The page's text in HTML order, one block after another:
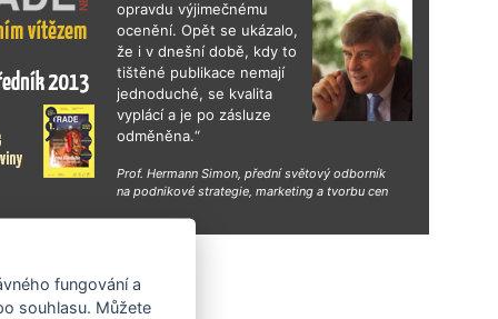
opravdu výjimečnému
ocenění. Opět se ukázalo,
že i v dnešní době, kdy to
tištěné publikace nemají
jednoduché, se kvalita
vyplácí a je po zásluze
odměněna.“
Prof. Hermann Simon, přední světový odborník
na podnikové strategie, marketing a tvorbu cen
fungování a
souhlasu. Můžete